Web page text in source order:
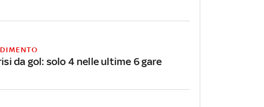
da gol: solo 4 nelle ultime 6 gare